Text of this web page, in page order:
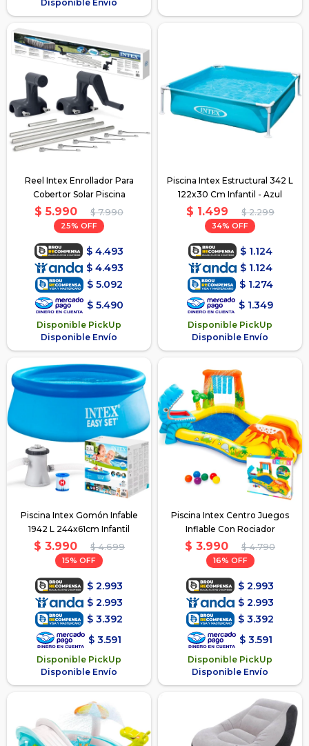
Disponible Envío
Reel Intex Enrollador Para
Cobertor Solar Piscina
$ 5.990 $ 7.990
25
$ 4.493
$ 4.493
$ 5.092
$ 5.490
Disponible PickUp
Disponible Envío
Piscina Intex Estructural 342 L
122x30 Cm Infantil - Azul
$ 1.499 $ 2.299
34
$ 1.124
$ 1.124
$ 1.274
$ 1.349
Disponible PickUp
Disponible Envío
Piscina Intex Gomón Infable
1942 L 244x61cm Infantil
$ 3.990 $ 4.699
15
$ 2.993
$ 2.993
$ 3.392
$ 3.591
Disponible PickUp
Disponible Envío
Piscina Intex Centro Juegos
Inflable Con Rociador
$ 3.990 $ 4.790
16
$ 2.993
$ 2.993
$ 3.392
$ 3.591
Disponible PickUp
Disponible Envío